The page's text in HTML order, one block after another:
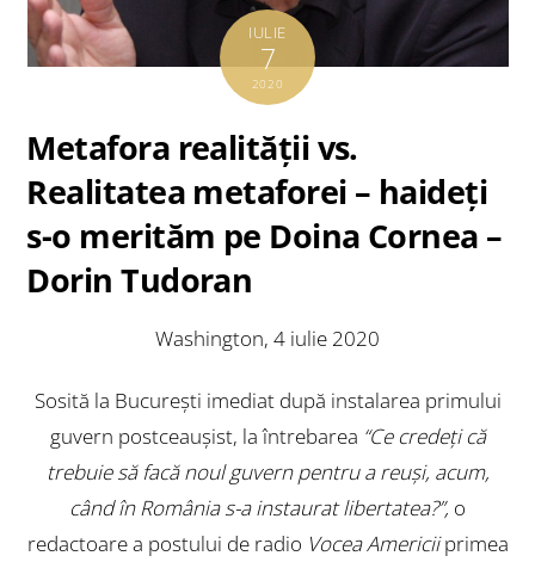
IULIE
7
2020
Metafora realității vs.
Realitatea metaforei – haideți
s-o merităm pe Doina Cornea –
Dorin Tudoran
Washington, 4 iulie 2020
Sosită la București imediat după instalarea primului
guvern postceaușist, la întrebarea “Ce credeți că
trebuie să facă noul guvern pentru a reuși, acum,
când în România s-a instaurat libertatea?”, o
redactoare a postului de radio Vocea Americiiprimea